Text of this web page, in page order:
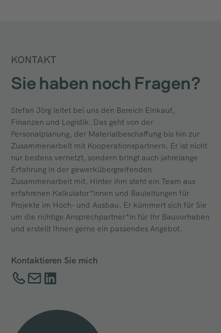
KONTAKT
Sie haben noch Fragen?
Stefan Jörg leitet bei uns den Bereich Einkauf,
Finanzen und Logistik. Das geht von der
Personalplanung, der Materialbeschaffung bis hin zur
Zusammenarbeit mit Kooperationspartnern. Er ist nicht
nur bestens vernetzt, sondern bringt auch jahrelange
Erfahrung in der gewerkübergreifenden
Zusammenarbeit mit. Hinter ihm steht ein Team aus
erfahrenen Kalkulator*innen und Bauleitungen für
Projekte im Hoch- und Ausbau. Er kümmert sich für Sie
um die richtige Ansprechpartner*in für Ihr Bauvorhaben
und erstellt Ihnen gerne ein passendes Angebot.
Kontaktieren Sie mich